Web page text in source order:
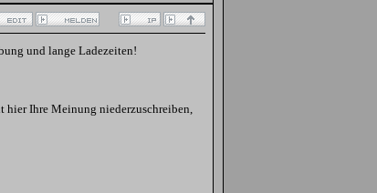
und lange Ladezeiten!
Ihre Meinung niederzuschreiben,